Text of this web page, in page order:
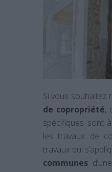
Si vous souhaitez
de copropriété,
spécifiques sont
les travaux de
travaux qui
communes